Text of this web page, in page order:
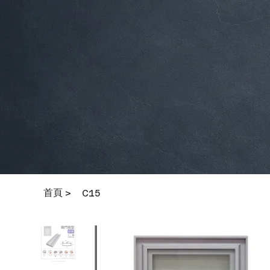
首頁 > C15